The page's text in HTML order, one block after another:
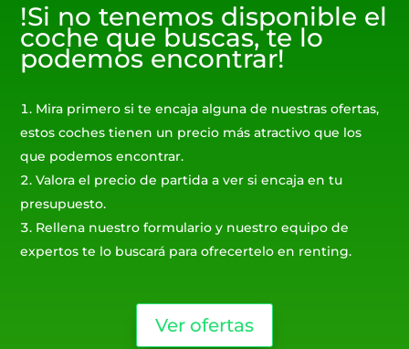
!Si no tenemos disponible el
coche que buscas, te lo
podemos encontrar!
Mira primero si te encaja alguna de nuestras ofertas,
estos coches tienen un precio más atractivo que los
que podemos encontrar.
Valora el precio de partida a ver si encaja en tu
presupuesto.
Rellena nuestro formulario y nuestro equipo de
expertos te lo buscará para ofrecertelo en renting.
Ver ofertas